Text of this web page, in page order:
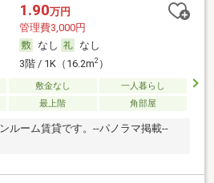
1.90万円
管理費3,000円
なし
なし
3階 / 1K（16.2m2）
敷金なし
一人暮らし
最上階 角部屋
ルーム賃貸です。--パノラマ掲載--